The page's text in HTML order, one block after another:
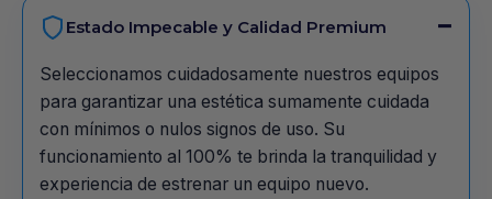
Estado Impecable y Calidad Premium
Seleccionamos cuidadosamente nuestros equipos
para garantizar una estética sumamente cuidada
con mínimos o nulos signos de uso. Su
funcionamiento al 100% te brinda la tranquilidad y
experiencia de estrenar un equipo nuevo.